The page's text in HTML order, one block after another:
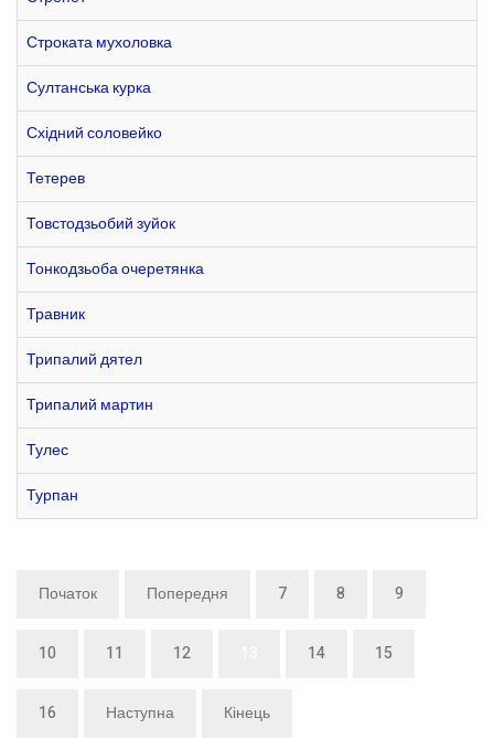
Строката мухоловка
Султанська курка
Східний соловейко
Тетерев
Товстодзьобий зуйок
Тонкодзьоба очеретянка
Травник
Трипалий дятел
Трипалий мартин
Тулес
Турпан
Початок Попередня 7 8 9
10 11 12 14 15
16 Наступна Кінець